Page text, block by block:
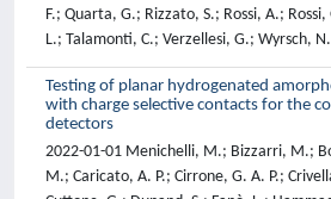
F.; Quarta, G.; Rizzato, S.; Rossi, A.;
L.; Talamonti, C.; Verzellesi, G.; Wyrsch, N.
Testing of planar hydrogenated
with charge selective contacts for the
detectors
2022-01-01 Menichelli, M.; Bizzarri, M.;
M.; Caricato, A. P.; Cirrone, G. A. P.;